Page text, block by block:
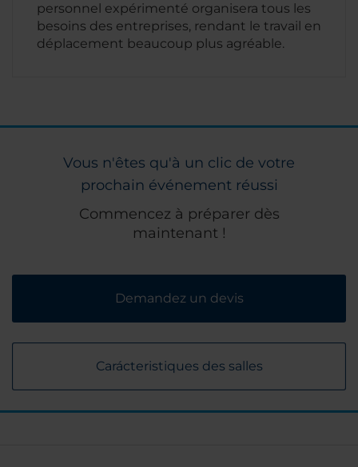
personnel expérimenté organisera tous les
besoins des entreprises, rendant le travail en
déplacement beaucoup plus agréable.
Vous n'êtes qu'à un clic de votre
prochain événement réussi
Commencez à préparer dès
maintenant !
Demandez un devis
Carácteristiques des salles